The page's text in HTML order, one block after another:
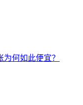
何如此便宜？